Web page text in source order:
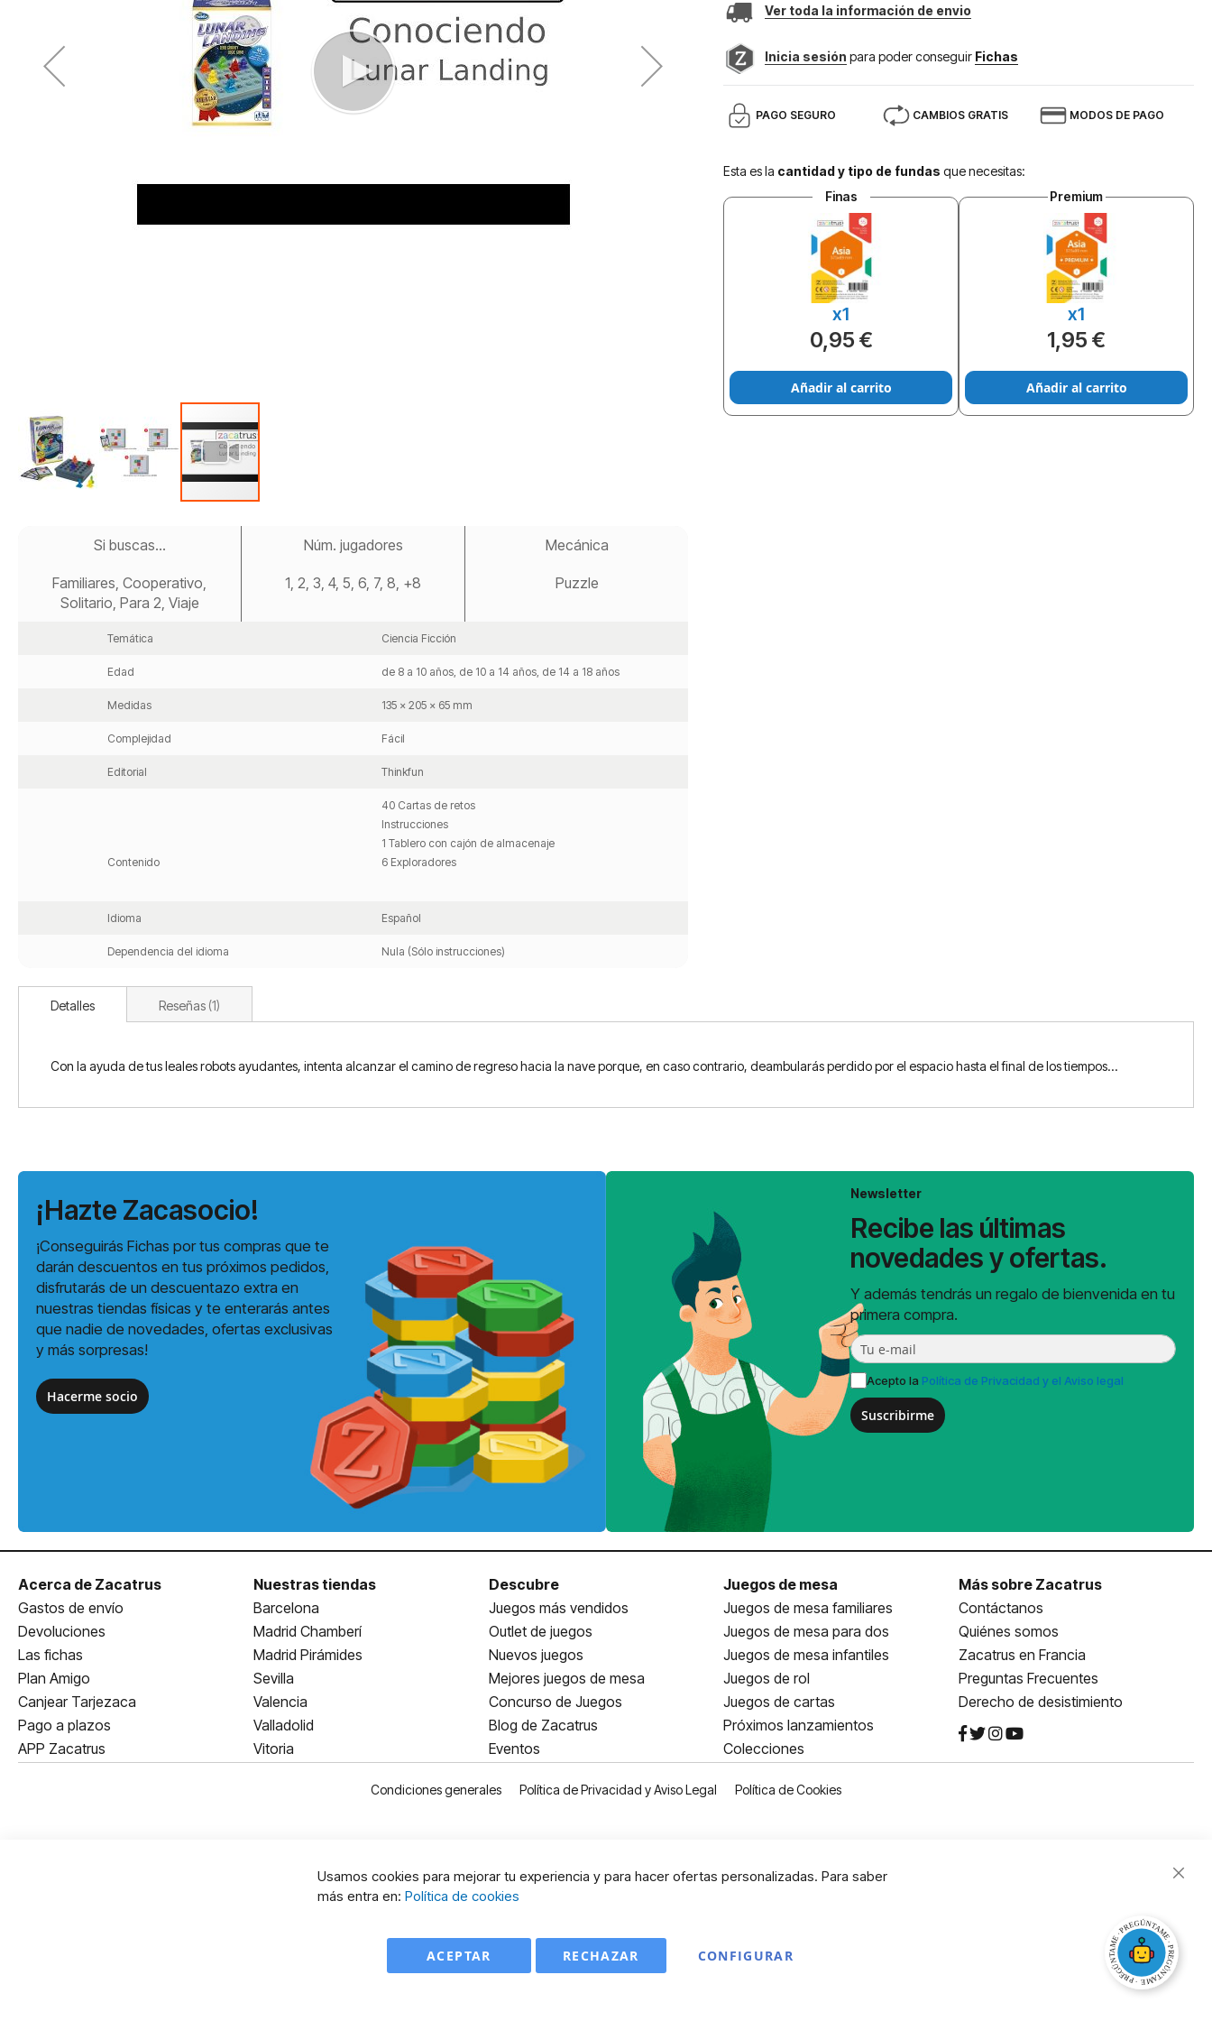
Ver toda la información de envio
Inicia sesión para poder conseguir Fichas
PAGO SEGURO CAMBIOS GRATIS MODOS DE PAGO
Esta es la cantidad y tipo de fundas que necesitas:
Finas
x1
0,95 €
Añadir al carrito
Premium
x1
1,95 €
Añadir al carrito
Si buscas...
Familiares, Cooperativo,
Solitario, Para 2, Viaje
Núm. jugadores
1, 2, 3, 4, 5, 6, 7, 8, +8
Mecánica
Puzzle
Temática Ciencia Ficción
Edad de 8 a 10 años, de 10 a 14 años, de 14 a 18 años
Medidas 135 x 205 x 65 mm
Complejidad Fácil
Editorial Thinkfun
Contenido
40 Cartas de retos
Instrucciones
1 Tablero con cajón de almacenaje
6 Exploradores
Idioma Español
Dependencia del idioma Nula (Sólo instrucciones)
Detalles
Con la ayuda de tus leales robots ayudantes, intenta alcanzar el camino de regreso hacia la nave porque, en caso contrario, deambularás perdido por el espacio hasta el final de los tiempos...
Reseñas 1
¡Hazte Zacasocio!
¡Conseguirás Fichas por tus compras que te
darán descuentos en tus próximos pedidos,
disfrutarás de un descuentazo extra en
nuestras tiendas físicas y te enterarás antes
que nadie de novedades, ofertas exclusivas
y más sorpresas!
Hacerme socio
Newsletter
Recibe las últimas
novedades y ofertas.
Y además tendrás un regalo de bienvenida en tu
primera compra.
Acepto la Política de Privacidad y el Aviso legal
Suscribirme
Acerca de Zacatrus
Gastos de envío
Devoluciones
Las fichas
Plan Amigo
Canjear Tarjezaca
Pago a plazos
APP Zacatrus
Nuestras tiendas
Barcelona
Madrid Chamberí
Madrid Pirámides
Sevilla
Valencia
Valladolid
Vitoria
Descubre
Juegos más vendidos
Outlet de juegos
Nuevos juegos
Mejores juegos de mesa
Concurso de Juegos
Blog de Zacatrus
Eventos
Juegos de mesa
Juegos de mesa familiares
Juegos de mesa para dos
Juegos de mesa infantiles
Juegos de rol
Juegos de cartas
Próximos lanzamientos
Colecciones
Más sobre Zacatrus
Contáctanos
Quiénes somos
Zacatrus en Francia
Preguntas Frecuentes
Derecho de desistimiento
Condiciones generales Política de Privacidad y Aviso Legal Política de Cookies
Usamos cookies para mejorar tu experiencia y para hacer ofertas personalizadas. Para saber
más entra en: Política de cookies
ACEPTAR CONFIGURAR
RECHAZAR